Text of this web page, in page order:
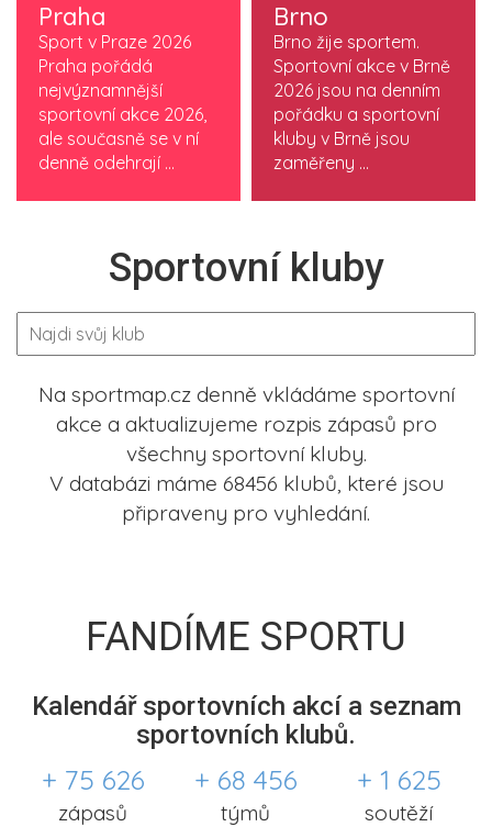
Praha
Sport v Praze 2026
Praha pořádá
nejvýznamnější
sportovní akce 2026,
ale současně se v ní
denně odehrají ...
Brno
Brno žije sportem.
Sportovní akce v Brně
2026 jsou na denním
pořádku a sportovní
kluby v Brně jsou
zaměřeny ...
Sportovní kluby
Na sportmap.cz denně vkládáme sportovní
akce a aktualizujeme rozpis zápasů pro
všechny sportovní kluby.
V databázi máme 68456 klubů, které jsou
připraveny pro vyhledání.
FANDÍME SPORTU
Kalendář sportovních akcí a seznam
sportovních klubů.
+ 75 626
zápasů
+ 68 456
týmů
+ 1 625
soutěží